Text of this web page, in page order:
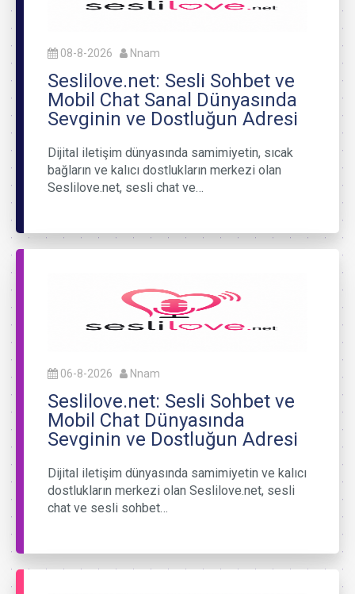
08-8-2026 Nnam
Seslilove.net: Sesli Sohbet ve
Mobil Chat Sanal Dünyasında
Sevginin ve Dostluğun Adresi
Dijital iletişim dünyasında samimiyetin, sıcak
bağların ve kalıcı dostlukların merkezi olan
Seslilove.net, sesli chat ve…
06-8-2026 Nnam
Seslilove.net: Sesli Sohbet ve
Mobil Chat Dünyasında
Sevginin ve Dostluğun Adresi
Dijital iletişim dünyasında samimiyetin ve kalıcı
dostlukların merkezi olan Seslilove.net, sesli
chat ve sesli sohbet…